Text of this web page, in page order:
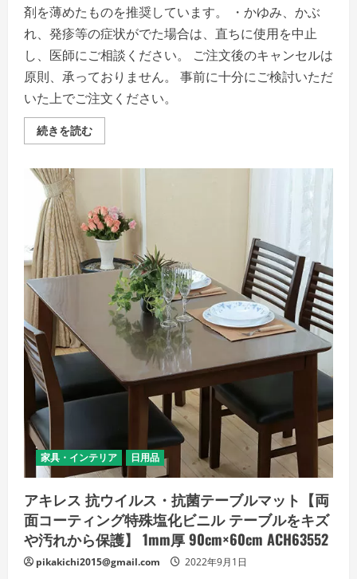
剤を薄めたものを推奨しています。 ・かゆみ、かぶ
れ、発疹等の症状がでた場合は、直ちに使用を中止
し、医師にご相談ください。 ご注文後のキャンセルは
原則、承っておりません。 事前に十分にご検討いただ
いた上でご注文ください。
続きを読むア
キ
ル
ス・
抗
菌
テ
ー
ブ
【両
コ
ー
ィ
ン
化
ビ
ニ
テ
ー
ブ
ル
を
ズ
家具・インテリア 日用品
アキレス 抗ウイルス・抗菌テーブルマット【両
面コーティング特殊塩化ビニル テーブルをキズ
や汚れから保護】 1mm厚 90cm×60cm ACH63552
pikakichi2015@gmail.com 2022年9月1日